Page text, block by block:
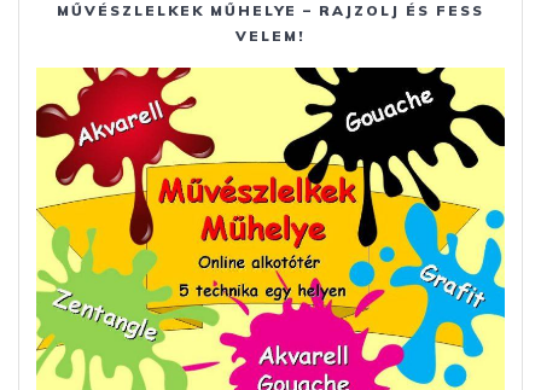
MŰVÉSZLELKEK MŰHELYE – RAJZOLJ ÉS FESS
VELEM!